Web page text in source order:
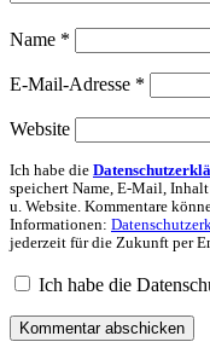
Name *
E-Mail-Adresse *
Website
Ich habe die
speichert Name, E-Mail,
u. Website. Kommentare
Informationen:
jederzeit für die Zukunft per
Ich habe die